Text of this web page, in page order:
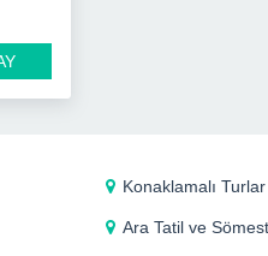
Konaklamalı Turlar
Ara Tatil ve